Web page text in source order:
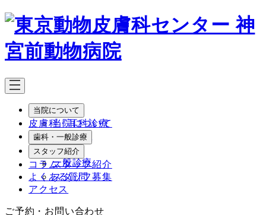
メ
ン
コ
テ
ン
当院について
当院について
院長紹介
皮膚科・耳科診療
歯科・一般診療
歯科
一般診療
スタッフ紹介
スタッフ紹介
スタッフ募集
コラム
よくある質問
アクセス
ご予約・お問い合わせ